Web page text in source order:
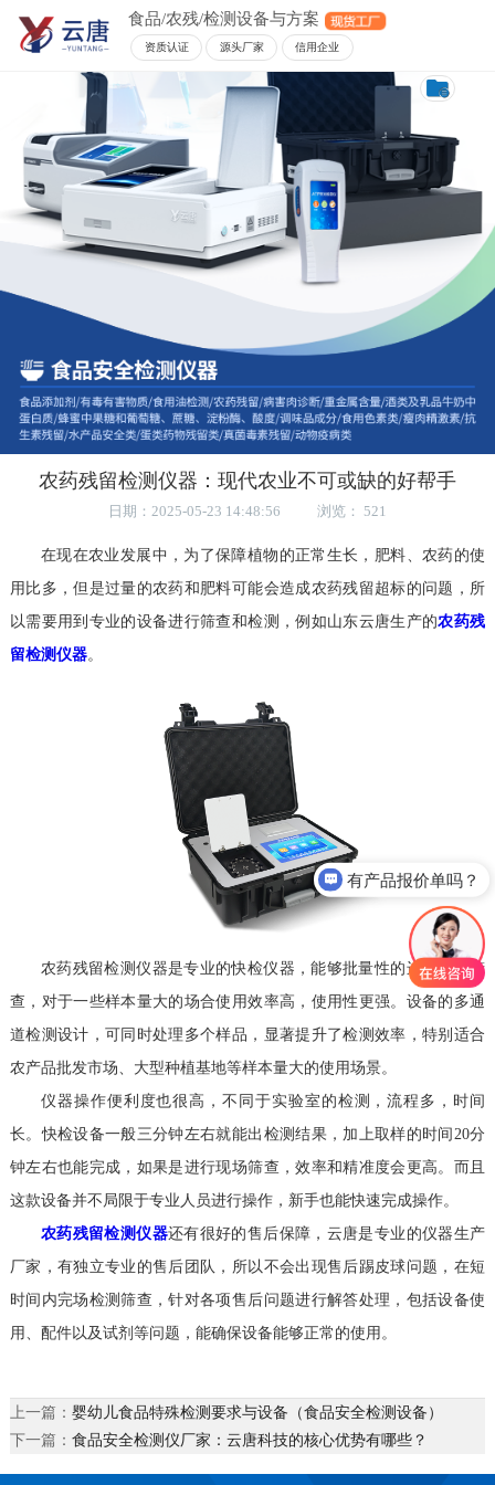
食品/农残/检测设备与方案
资质认证 源头厂家 信用企业
农药残留检测仪器：现代农业不可或缺的好帮手
日期：2025-05-23 14:48:56 浏览： 521
在现在农业发展中，为了保障植物的正常生长，肥料、农药的使
用比多，但是过量的农药和肥料可能会造成农药残留超标的问题，所
以需要用到专业的设备进行筛查和检测，例如山东云唐生产的农药残
留检测仪器。
农药残留检测仪器是专业的快检仪器，能够批量性的进行样本筛
查，对于一些样本量大的场合使用效率高，使用性更强。设备的多通
道检测设计，可同时处理多个样品，显著提升了检测效率，特别适合
农产品批发市场、大型种植基地等样本量大的使用场景。
仪器操作便利度也很高，不同于实验室的检测，流程多，时间
长。快检设备一般三分钟左右就能出检测结果，加上取样的时间20分
钟左右也能完成，如果是进行现场筛查，效率和精准度会更高。而且
这款设备并不局限于专业人员进行操作，新手也能快速完成操作。
农药残留检测仪器还有很好的售后保障，云唐是专业的仪器生产
厂家，有独立专业的售后团队，所以不会出现售后踢皮球问题，在短
时间内完场检测筛查，针对各项售后问题进行解答处理，包括设备使
用、配件以及试剂等问题，能确保设备能够正常的使用。
上一篇： 婴幼儿食品特殊检测要求与设备（食品安全检测设备）
下一篇： 食品安全检测仪厂家：云唐科技的核心优势有哪些？
有产品报价单吗？